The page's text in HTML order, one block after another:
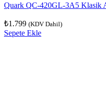
Quark QC-420GL-3A5 Klasik
₺1.799 (KDV Dahil)
Sepete Ekle